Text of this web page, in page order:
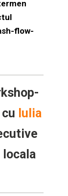
flow-
Iulia
locala